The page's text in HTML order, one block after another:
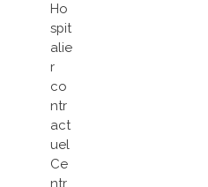
Ho
spit
alie
r
co
ntr
act
uel
Ce
ntr